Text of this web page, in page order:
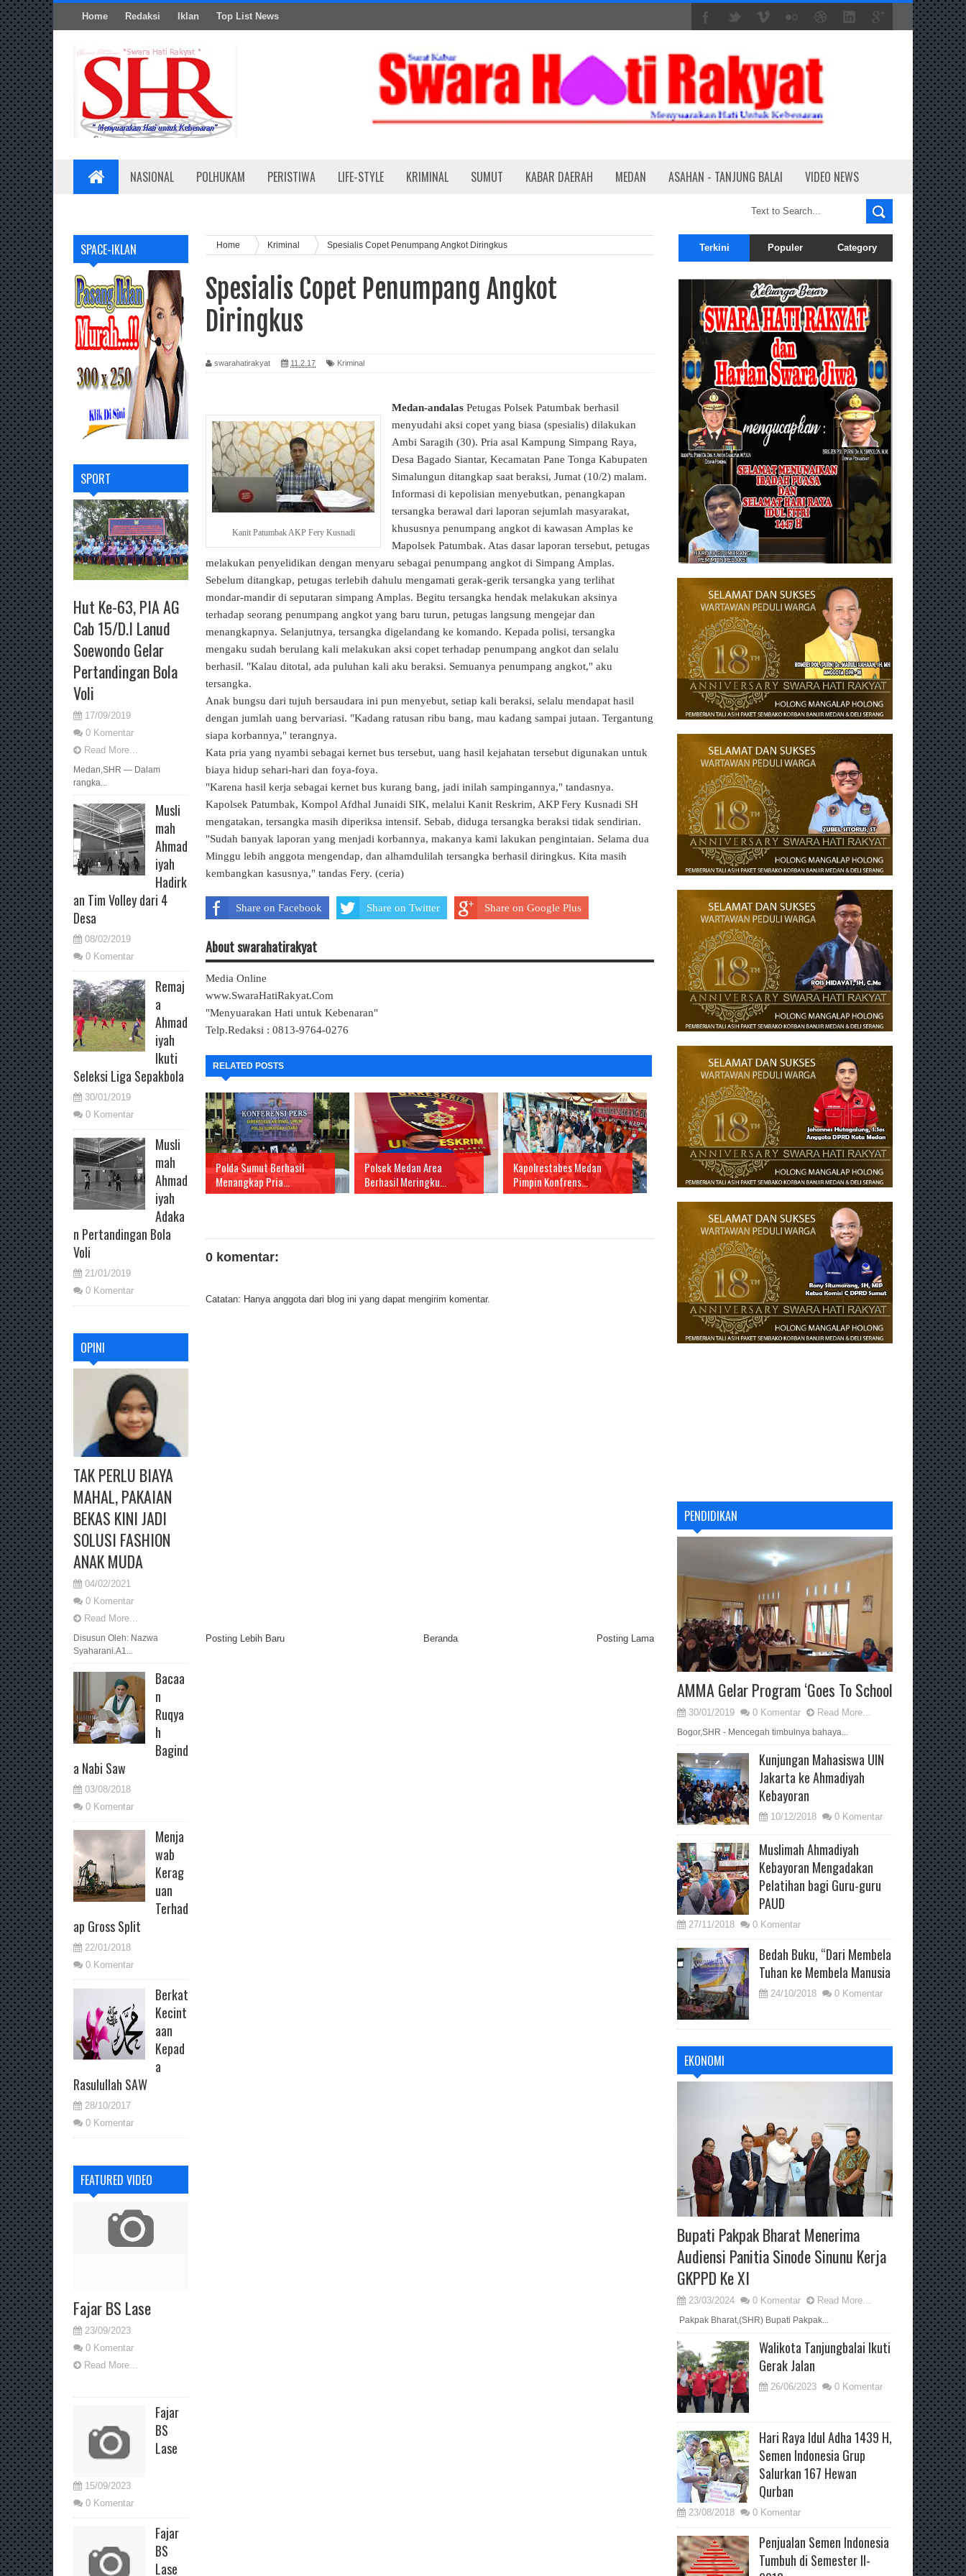
Home Redaksi Iklan Top List News
NASIONAL POLHUKAM PERISTIWA LIFE-STYLE KRIMINAL SUMUT KABAR DAERAH MEDAN ASAHAN - TANJUNG BALAI VIDEO NEWS
SPACE-IKLAN
SPORT
Hut Ke-63, PIA AG
Cab 15/D.I Lanud
Soewondo Gelar
Pertandingan Bola
Voli
17/09/2019
0 Komentar
Read More...
Medan,SHR — Dalam
rangka...
Musli
mah
Ahmad
iyah
Hadirk
an Tim Volley dari 4
Desa
08/02/2019
0 Komentar
Remaj
a
Ahmad
iyah
Ikuti
Seleksi Liga Sepakbola
30/01/2019
0 Komentar
Musli
mah
Ahmad
iyah
Adaka
n Pertandingan Bola
Voli
21/01/2019
0 Komentar
OPINI
TAK PERLU BIAYA
MAHAL, PAKAIAN
BEKAS KINI JADI
SOLUSI FASHION
ANAK MUDA
04/02/2021
0 Komentar
Read More...
Disusun Oleh: Nazwa
Syaharani.A1...
Bacaa
n
Ruqya
h
Bagind
a Nabi Saw
03/08/2018
0 Komentar
Menja
wab
Kerag
uan
Terhad
ap Gross Split
22/01/2018
0 Komentar
Berkat
Kecint
aan
Kepad
a
Rasulullah SAW
28/10/2017
0 Komentar
FEATURED VIDEO
Fajar BS Lase
23/09/2023
0 Komentar
Read More...
Fajar
BS
Lase
15/09/2023
0 Komentar
Fajar
BS
Lase
Home Kriminal Spesialis Copet Penumpang Angkot Diringkus
Spesialis Copet Penumpang Angkot
Diringkus
swarahatirakyat 11.2.17 Kriminal
Kanit Patumbak AKP Fery Kusnadi
Medan-andalas Petugas Polsek Patumbak berhasil
menyudahi aksi copet yang biasa (spesialis) dilakukan
Ambi Saragih (30). Pria asal Kampung Simpang Raya,
Desa Bagado Siantar, Kecamatan Pane Tonga Kabupaten
Simalungun ditangkap saat beraksi, Jumat (10/2) malam.
Informasi di kepolisian menyebutkan, penangkapan
tersangka berawal dari laporan sejumlah masyarakat,
khususnya penumpang angkot di kawasan Amplas ke
Mapolsek Patumbak. Atas dasar laporan tersebut, petugas
melakukan penyelidikan dengan menyaru sebagai penumpang angkot di Simpang Amplas.
Sebelum ditangkap, petugas terlebih dahulu mengamati gerak-gerik tersangka yang terlihat
mondar-mandir di seputaran simpang Amplas. Begitu tersangka hendak melakukan aksinya
terhadap seorang penumpang angkot yang baru turun, petugas langsung mengejar dan
menangkapnya. Selanjutnya, tersangka digelandang ke komando. Kepada polisi, tersangka
mengaku sudah berulang kali melakukan aksi copet terhadap penumpang angkot dan selalu
berhasil. "Kalau ditotal, ada puluhan kali aku beraksi. Semuanya penumpang angkot," aku
tersangka.
Anak bungsu dari tujuh bersaudara ini pun menyebut, setiap kali beraksi, selalu mendapat hasil
dengan jumlah uang bervariasi. "Kadang ratusan ribu bang, mau kadang sampai jutaan. Tergantung
siapa korbannya," terangnya.
Kata pria yang nyambi sebagai kernet bus tersebut, uang hasil kejahatan tersebut digunakan untuk
biaya hidup sehari-hari dan foya-foya.
"Karena hasil kerja sebagai kernet bus kurang bang, jadi inilah sampingannya," tandasnya.
Kapolsek Patumbak, Kompol Afdhal Junaidi SIK, melalui Kanit Reskrim, AKP Fery Kusnadi SH
mengatakan, tersangka masih diperiksa intensif. Sebab, diduga tersangka beraksi tidak sendirian.
"Sudah banyak laporan yang menjadi korbannya, makanya kami lakukan pengintaian. Selama dua
Minggu lebih anggota mengendap, dan alhamdulilah tersangka berhasil diringkus. Kita masih
kembangkan kasusnya," tandas Fery. (ceria)
Share on Facebook Share on Twitter Share on Google Plus
About swarahatirakyat
Media Online
www.SwaraHatiRakyat.Com
"Menyuarakan Hati untuk Kebenaran"
Telp.Redaksi : 0813-9764-0276
RELATED POSTS
Polda Sumut Berhasil
Menangkap Pria...
Polsek Medan Area
Berhasil Meringku...
Kapolrestabes Medan
Pimpin Konfrens...
0 komentar:
Catatan: Hanya anggota dari blog ini yang dapat mengirim komentar.
Posting Lebih Baru Posting Lama
Beranda
Terkini Populer Category
PENDIDIKAN
AMMA Gelar Program ‘Goes To School
30/01/2019 0 Komentar Read More...
Bogor,SHR - Mencegah timbulnya bahaya...
Kunjungan Mahasiswa UIN
Jakarta ke Ahmadiyah
Kebayoran
10/12/2018 0 Komentar
Muslimah Ahmadiyah
Kebayoran Mengadakan
Pelatihan bagi Guru-guru
PAUD
27/11/2018 0 Komentar
Bedah Buku, “Dari Membela
Tuhan ke Membela Manusia
24/10/2018 0 Komentar
EKONOMI
Bupati Pakpak Bharat Menerima
Audiensi Panitia Sinode Sinunu Kerja
GKPPD Ke XI
23/03/2024 0 Komentar Read More...
Pakpak Bharat,(SHR) Bupati Pakpak...
Walikota Tanjungbalai Ikuti
Gerak Jalan
26/06/2023 0 Komentar
Hari Raya Idul Adha 1439 H,
Semen Indonesia Grup
Salurkan 167 Hewan
Qurban
23/08/2018 0 Komentar
Penjualan Semen Indonesia
Tumbuh di Semester II-